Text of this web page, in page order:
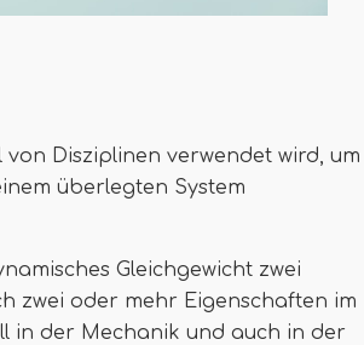
Disziplinen verwendet wird, um
überlegten System
Gleichgewicht zwei
zwei oder mehr Eigenschaften im
in der Mechanik und auch in der